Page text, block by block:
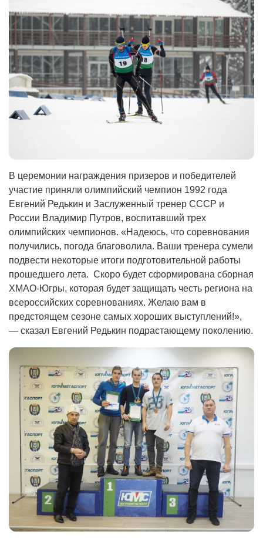
В церемонии награждения призеров и победителей
участие приняли олимпийский чемпион 1992 года
Евгений Редькин и Заслуженный тренер СССР и
России Владимир Путров, воспитавший трех
олимпийских чемпионов. «Надеюсь, что соревнования
получились, погода благоволила. Ваши тренера сумели
подвести некоторые итоги подготовительной работы
прошедшего лета. Скоро будет сформирована сборная
ХМАО-Югры, которая будет защищать честь региона на
всероссийских соревнованиях. Желаю вам в
предстоящем сезоне самых хороших выступлений!»,
— сказал Евгений Редькин подрастающему поколению.